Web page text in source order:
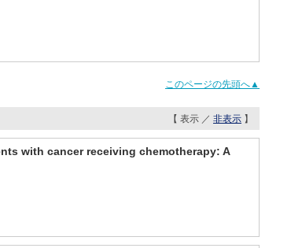
このページの先頭へ▲
【 表示 ／ 非表示 】
with cancer receiving chemotherapy: A